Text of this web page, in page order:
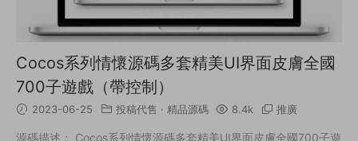
Cocos系列情懷源碼多套精美UI界面皮膚全國
700子遊戲（帶控制）
2023-06-25 投稿代售 · 精品源碼 8.4k 推廣
源碼描述： Cocos系列情懷源碼多套精美UI界面皮膚全國700子遊